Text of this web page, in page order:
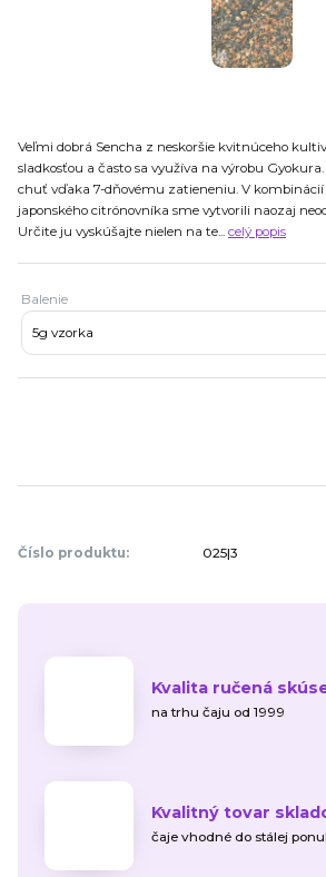
Veľmi dobrá Sencha z neskoršie kvitnúceho
sladkosťou a často sa využíva na výrobu
chuť vďaka 7-dňovému zatieneniu. V kombinácií
japonského citrónovníka sme vytvorili naozaj
Určite ju vyskúšajte nielen na te... celý popis
Balenie
Číslo produktu: 025|3
Kvalita ručená
na trhu čaju od 1999
Kvalitný tovar
čaje vhodné do stálej